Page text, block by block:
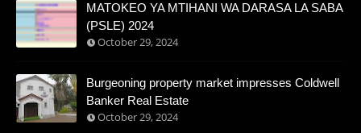
MATOKEO YA MTIHANI WA DARASA LA SABA
(PSLE) 2024
October 29, 2024
Burgeoning property market impresses Coldwell
Banker Real Estate
October 29, 2024